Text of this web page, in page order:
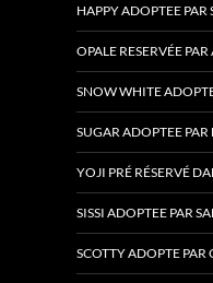
HAPPY ADOPTEE
OPALE RESERVÉE
SNOW WHITE
SUGAR ADOPTEE
YOJI PRÉ RÉSERVÉ
SISSI ADOPTEE PAR
SCOTTY ADOPTE PAR